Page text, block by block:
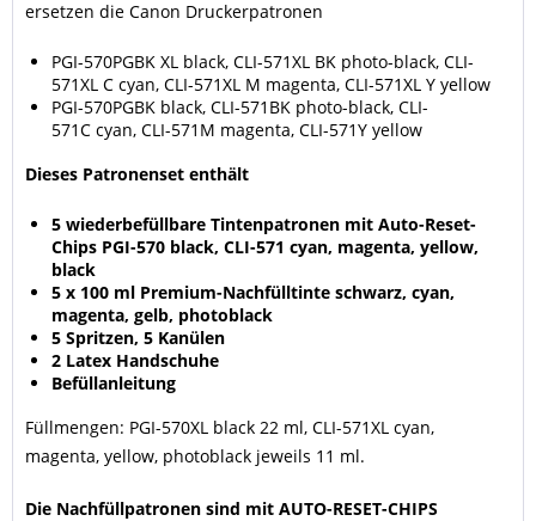
ersetzen die Canon Druckerpatronen
PGI-570PGBK XL black, CLI-571XL BK photo-black, CLI-
571XL C cyan, CLI-571XL M magenta, CLI-571XL Y yellow
PGI-570PGBK black, CLI-571BK photo-black, CLI-
571C cyan, CLI-571M magenta, CLI-571Y yellow
Dieses Patronenset enthält
5 wiederbefüllbare Tintenpatronen mit Auto-Reset-
Chips PGI-570 black, CLI-571 cyan, magenta, yellow,
black
5 x 100 ml Premium-Nachfülltinte schwarz, cyan,
magenta, gelb, photoblack
5 Spritzen, 5 Kanülen
2 Latex Handschuhe
Befüllanleitung
Füllmengen: PGI-570XL black 22 ml, CLI-571XL cyan,
magenta, yellow, photoblack jeweils 11 ml.
Die Nachfüllpatronen sind mit AUTO-RESET-CHIPS